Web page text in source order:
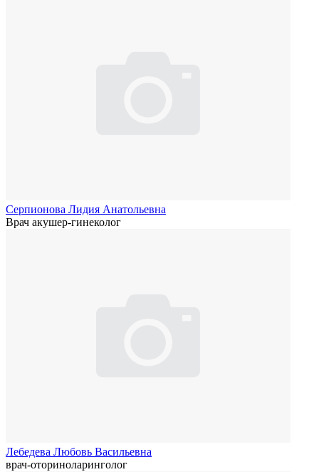
Серпионова Лидия Анатольевна
Врач акушер-гинеколог
Лебедева Любовь Васильевна
врач-оториноларинголог